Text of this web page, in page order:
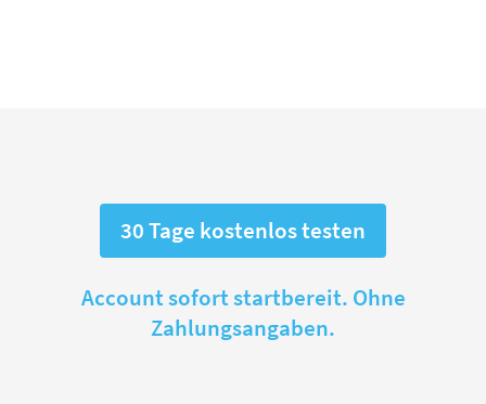
30 Tage kostenlos testen
Account sofort startbereit. Ohne
Zahlungsangaben.